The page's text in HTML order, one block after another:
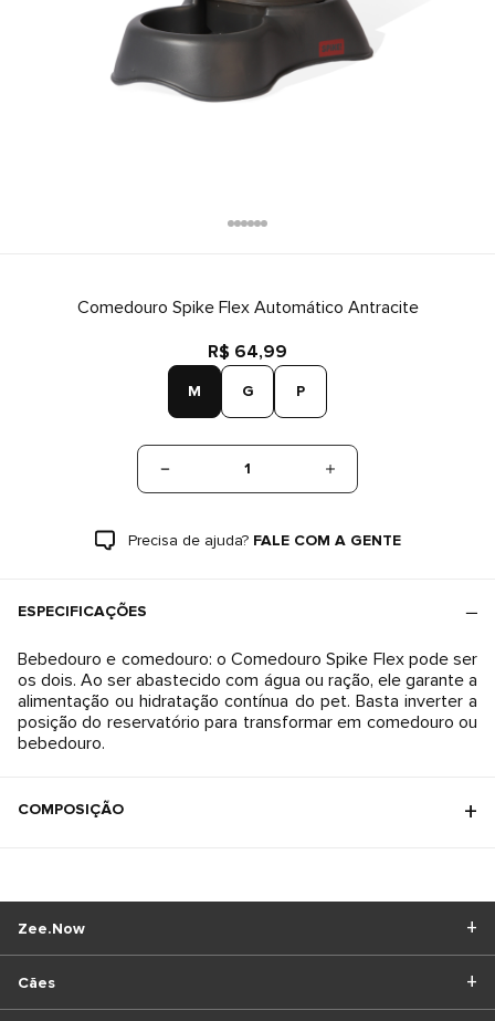
Comedouro Spike Flex Automático Antracite
R$ 64,99
M G P
1
Precisa de ajuda? FALE COM A GENTE
ESPECIFICAÇÕES
Bebedouro e comedouro: o Comedouro Spike Flex pode ser
os dois. Ao ser abastecido com água ou ração, ele garante a
alimentação ou hidratação contínua do pet. Basta inverter a
posição do reservatório para transformar em comedouro ou
bebedouro.
COMPOSIÇÃO
Cães
Zee.Now